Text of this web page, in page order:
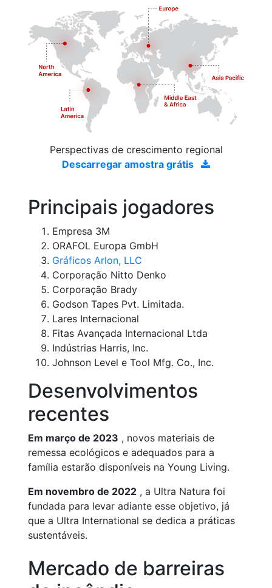
Perspectivas de crescimento regional
Descarregar amostra grátis
Principais jogadores
Empresa 3M
ORAFOL Europa GmbH
Gráficos Arlon, LLC
Corporação Nitto Denko
Corporação Brady
Godson Tapes Pvt. Limitada.
Lares Internacional
Fitas Avançada Internacional Ltda
Indústrias Harris, Inc.
Johnson Level e Tool Mfg. Co., Inc.
Desenvolvimentos
recentes
Em março de 2023 , novos materiais de
remessa ecológicos e adequados para a
família estarão disponíveis na Young Living.
Em novembro de 2022 , a Ultra Natura foi
fundada para levar adiante esse objetivo, já
que a Ultra International se dedica a práticas
sustentáveis.
Mercado de barreiras